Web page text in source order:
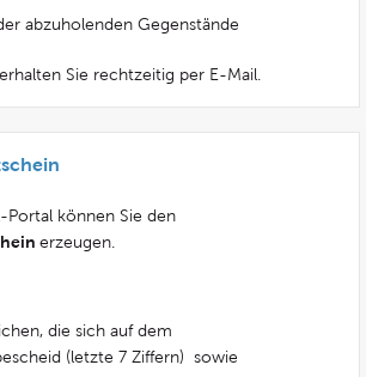
abzuholenden Gegenstände
Sie rechtzeitig per E-Mail.
Portal können Sie den
erzeugen.
die sich auf dem
(letzte 7 Ziffern) sowie